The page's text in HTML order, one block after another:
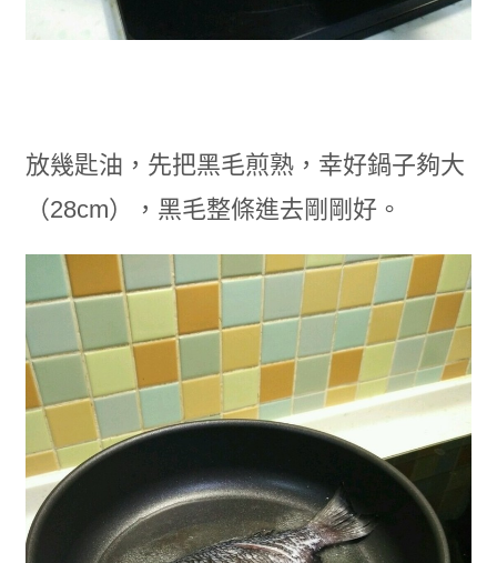
放幾匙油，先把黑毛煎熟，幸好鍋子夠大
（28cm），黑毛整條進去剛剛好。